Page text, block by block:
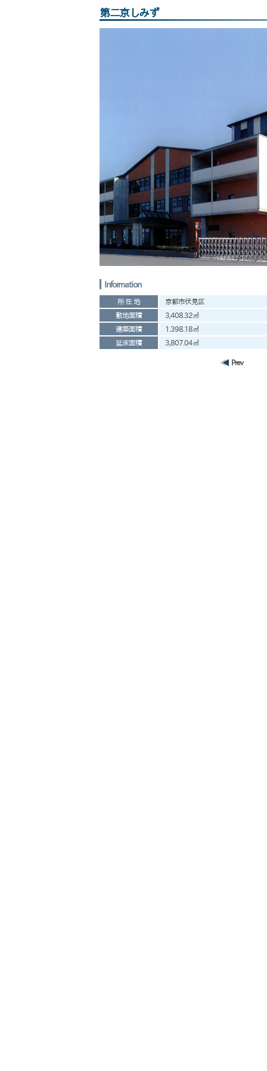
第二京しみず
Information
所 在 地
京都市伏見区
敷地面積
3,408.32㎡
建築面積
1.398.18㎡
延床面積
3,807.04㎡
Prev